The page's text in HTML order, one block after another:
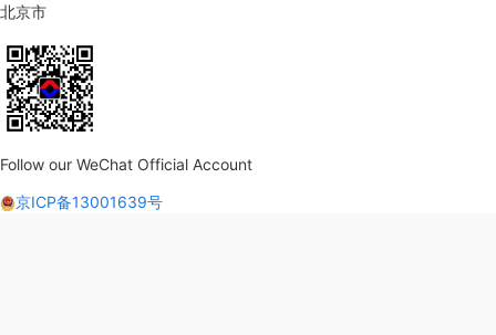
北京市
Follow our WeChat Official Account
京ICP备13001639号